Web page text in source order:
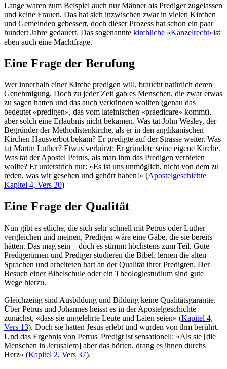
Lange waren zum Beispiel auch nur Männer als Prediger zugelassen
und keine Frauen. Das hat sich inzwischen zwar in vielen Kirchen
und Gemeinden gebessert, doch dieser Prozess hat schon ein paar
hundert Jahre gedauert. Das sogenannte kirchliche «Kanzelrecht»ist
eben auch eine Machtfrage.
Eine Frage der Berufung
Wer innerhalb einer Kirche predigen will, braucht natürlich deren
Genehmigung. Doch zu jeder Zeit gab es Menschen, die zwar etwas
zu sagen hatten und das auch verkünden wollten (genau das
bedeutet «predigen», das vom lateinischen «praedicare» kommt),
aber solch eine Erlaubnis nicht bekamen. Was tat John Wesley, der
Begründer der Methodistenkirche, als er in den anglikanischen
Kirchen Hausverbot bekam? Er predigte auf der Strasse weiter. Was
tat Martin Luther? Etwas verkürzt: Er gründete seine eigene Kirche.
Was tat der Apostel Petrus, als man ihm das Predigen verbieten
wollte? Er unterstrich nur: «Es ist uns unmöglich, nicht von dem zu
reden, was wir gesehen und gehört haben!» (Apostelgeschichte
Kapitel 4, Vers 20)
Eine Frage der Qualität
Nun gibt es etliche, die sich sehr schnell mit Petrus oder Luther
vergleichen und meinen, Predigen wäre eine Gabe, die sie bereits
hätten. Das mag sein – doch es stimmt höchstens zum Teil. Gute
Predigerinnen und Prediger studieren die Bibel, lernen die alten
Sprachen und arbeiteten hart an der Qualität ihrer Predigten. Der
Besuch einer Bibelschule oder ein Theologiestudium sind gute
Wege hierzu.
Gleichzeitig sind Ausbildung und Bildung keine Qualitätsgarantie.
Über Petrus und Johannes heisst es in der Apostelgeschichte
zunächst, «dass sie ungelehrte Leute und Laien seien» (Kapitel 4,
Vers 13). Doch sie hatten Jesus erlebt und wurden von ihm berührt.
Und das Ergebnis von Petrus' Predigt ist sensationell: «Als sie [die
Menschen in Jerusalem] aber das hörten, drang es ihnen durchs
Herz» (Kapitel 2, Vers 37).